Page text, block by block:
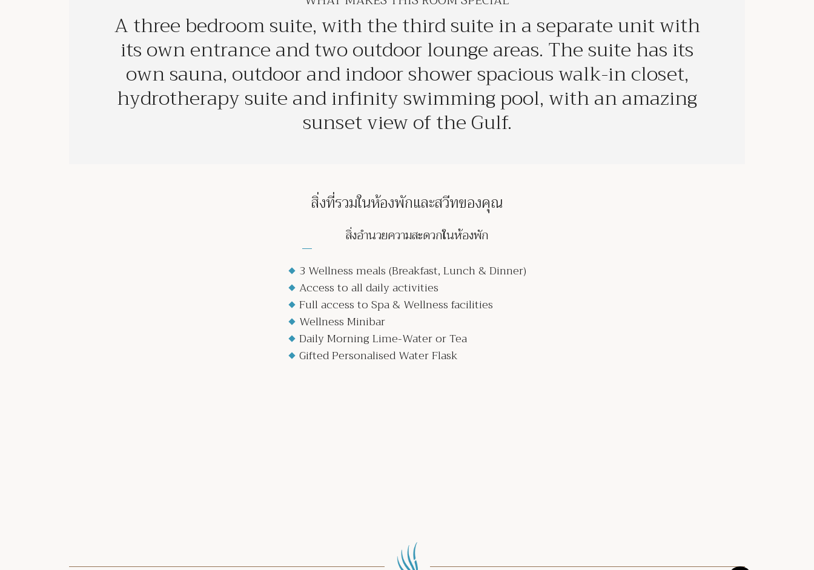
A three bedroom suite, with the third suite in a separate unit with
its own entrance and two outdoor lounge areas. The suite has its
own sauna, outdoor and indoor shower spacious walk-in closet,
hydrotherapy suite and infinity swimming pool, with an amazing
sunset view of the Gulf.
สิ่งที่รวมในห้องพักและสวีทของคุณ
สิ่งอำนวยความสะดวกในห้องพัก
3 Wellness meals (Breakfast, Lunch & Dinner)
Access to all daily activities
Full access to Spa & Wellness facilities
Wellness Minibar
Daily Morning Lime-Water or Tea
Gifted Personalised Water Flask